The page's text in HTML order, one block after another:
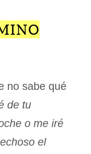
no sabe qué
de tu
o me iré
el